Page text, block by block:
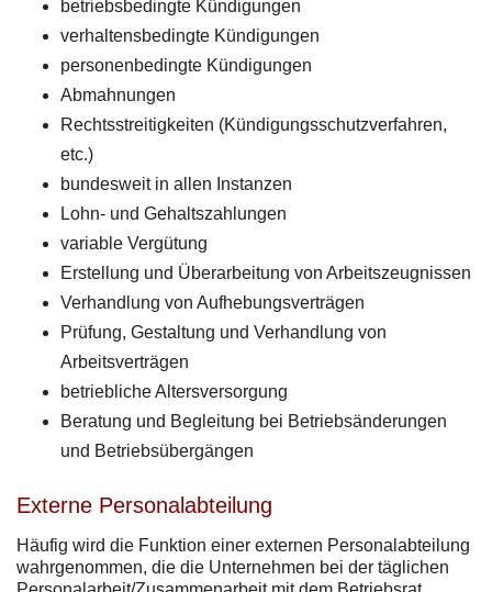
betriebsbedingte Kündigungen
verhaltensbedingte Kündigungen
personenbedingte Kündigungen
Abmahnungen
Rechtsstreitigkeiten (Kündigungsschutzverfahren,
etc.)
bundesweit in allen Instanzen
Lohn- und Gehaltszahlungen
variable Vergütung
Erstellung und Überarbeitung von Arbeitszeugnissen
Verhandlung von Aufhebungsverträgen
Prüfung, Gestaltung und Verhandlung von
Arbeitsverträgen
betriebliche Altersversorgung
Beratung und Begleitung bei Betriebsänderungen
und Betriebsübergängen
Externe Personalabteilung
Häufig wird die Funktion einer externen Personalabteilung
wahrgenommen, die die Unternehmen bei der täglichen